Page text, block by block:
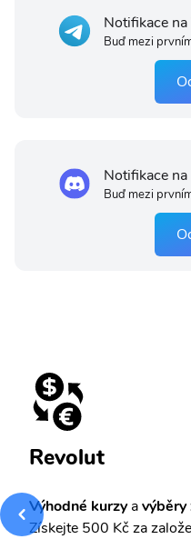
Notifikace na
Buď mezi
Notifikace na
Buď mezi
Revolut
Výhodné kurzyavýběry
Získejte 500 Kč za